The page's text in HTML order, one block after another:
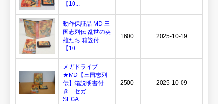
【10...
動作保証品 MD 三
国志列伝 乱世の英
雄たち 箱説付
【10...
1600 2025-10-19
メガドライブ
★MD【三国志列
伝】箱説明書付
き セガ
SEGA...
2500 2025-10-09